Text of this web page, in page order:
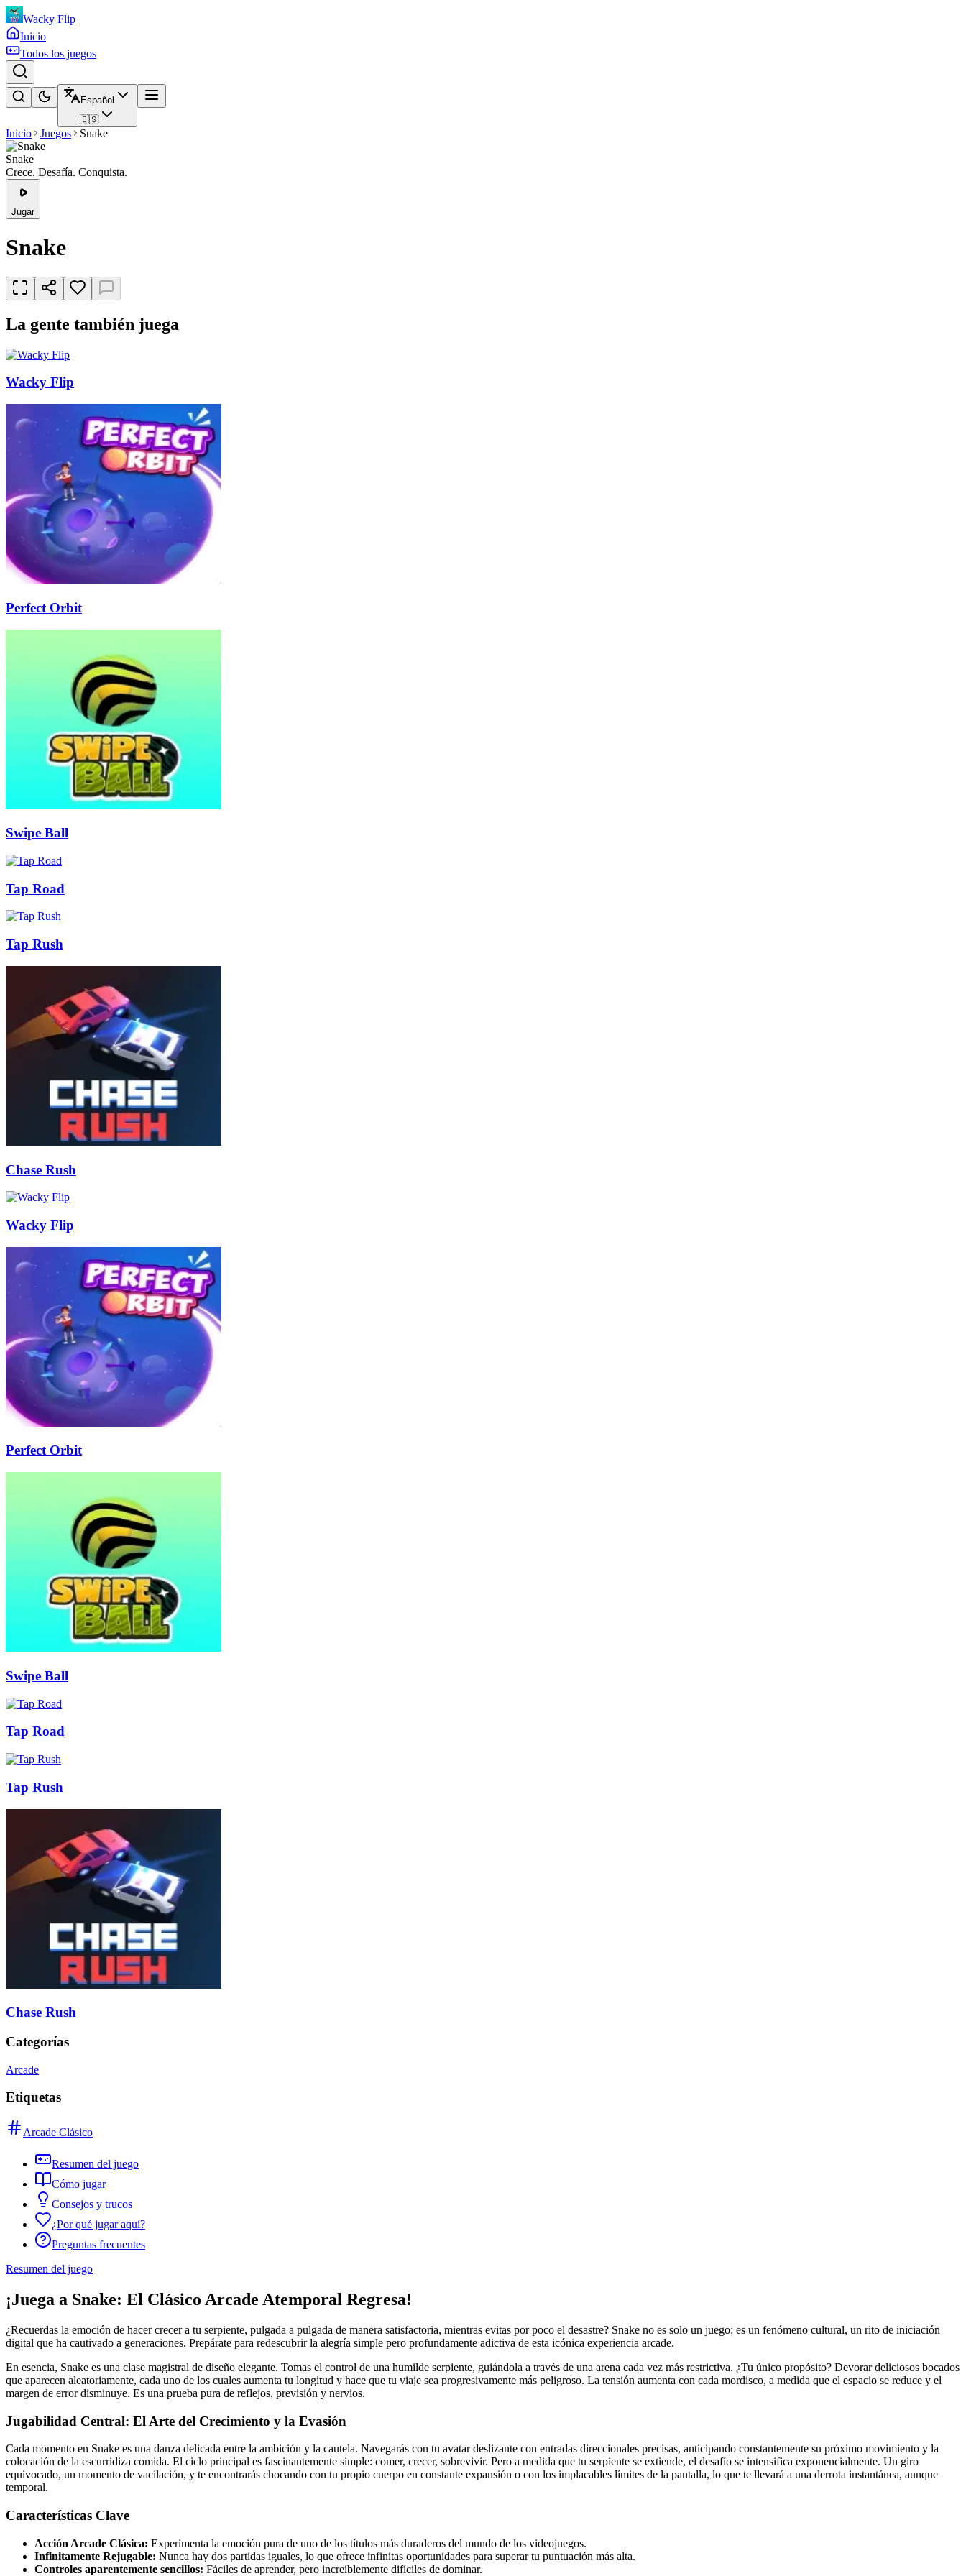
Wacky Flip
Inicio
Todos los juegos
Español
🇪🇸
Inicio Juegos Snake
Snake
Crece. Desafía. Conquista.
Jugar
Snake
La gente también juega
Wacky Flip
Perfect Orbit
Swipe Ball
Tap Road
Tap Rush
Chase Rush
Wacky Flip
Perfect Orbit
Swipe Ball
Tap Road
Tap Rush
Chase Rush
Categorías
Arcade
Etiquetas
Arcade Clásico
Resumen del juego
Cómo jugar
Consejos y trucos
¿Por qué jugar aquí?
Preguntas frecuentes
Resumen del juego
¡Juega a Snake: El Clásico Arcade Atemporal Regresa!
¿Recuerdas la emoción de hacer crecer a tu serpiente, pulgada a pulgada de manera satisfactoria, mientras evitas por poco el desastre? Snake no es solo un juego; es un fenómeno cultural, un rito de iniciación
digital que ha cautivado a generaciones. Prepárate para redescubrir la alegría simple pero profundamente adictiva de esta icónica experiencia arcade.
En esencia, Snake es una clase magistral de diseño elegante. Tomas el control de una humilde serpiente, guiándola a través de una arena cada vez más restrictiva. ¿Tu único propósito? Devorar deliciosos bocados
que aparecen aleatoriamente, cada uno de los cuales aumenta tu longitud y hace que tu viaje sea progresivamente más peligroso. La tensión aumenta con cada mordisco, a medida que el espacio se reduce y el
margen de error disminuye. Es una prueba pura de reflejos, previsión y nervios.
Jugabilidad Central: El Arte del Crecimiento y la Evasión
Cada momento en Snake es una danza delicada entre la ambición y la cautela. Navegarás con tu avatar deslizante con entradas direccionales precisas, anticipando constantemente su próximo movimiento y la
colocación de la escurridiza comida. El ciclo principal es fascinantemente simple: comer, crecer, sobrevivir. Pero a medida que tu serpiente se extiende, el desafío se intensifica exponencialmente. Un giro
equivocado, un momento de vacilación, y te encontrarás chocando con tu propio cuerpo en constante expansión o con los implacables límites de la pantalla, lo que te llevará a una derrota instantánea, aunque
temporal.
Características Clave
Acción Arcade Clásica: Experimenta la emoción pura de uno de los títulos más duraderos del mundo de los videojuegos.
Infinitamente Rejugable: Nunca hay dos partidas iguales, lo que ofrece infinitas oportunidades para superar tu puntuación más alta.
Controles aparentemente sencillos: Fáciles de aprender, pero increíblemente difíciles de dominar.